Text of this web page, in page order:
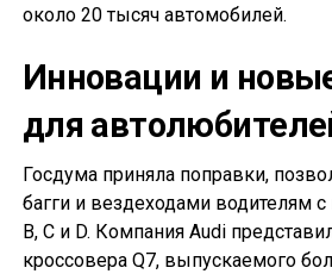
около 20 тысяч автомобилей.
Инновации и
для
Госдума приняла поправки,
багги и вездеходами водителям
B, C и D. Компания Audi
кроссовера Q7, выпускаемого